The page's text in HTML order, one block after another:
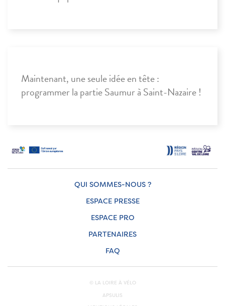
Maintenant, une seule idée en tête :
programmer la partie Saumur à Saint-Nazaire !
QUI SOMMES-NOUS ?
ESPACE PRESSE
ESPACE PRO
PARTENAIRES
FAQ
© LA LOIRE À VÉLO
APSULIS